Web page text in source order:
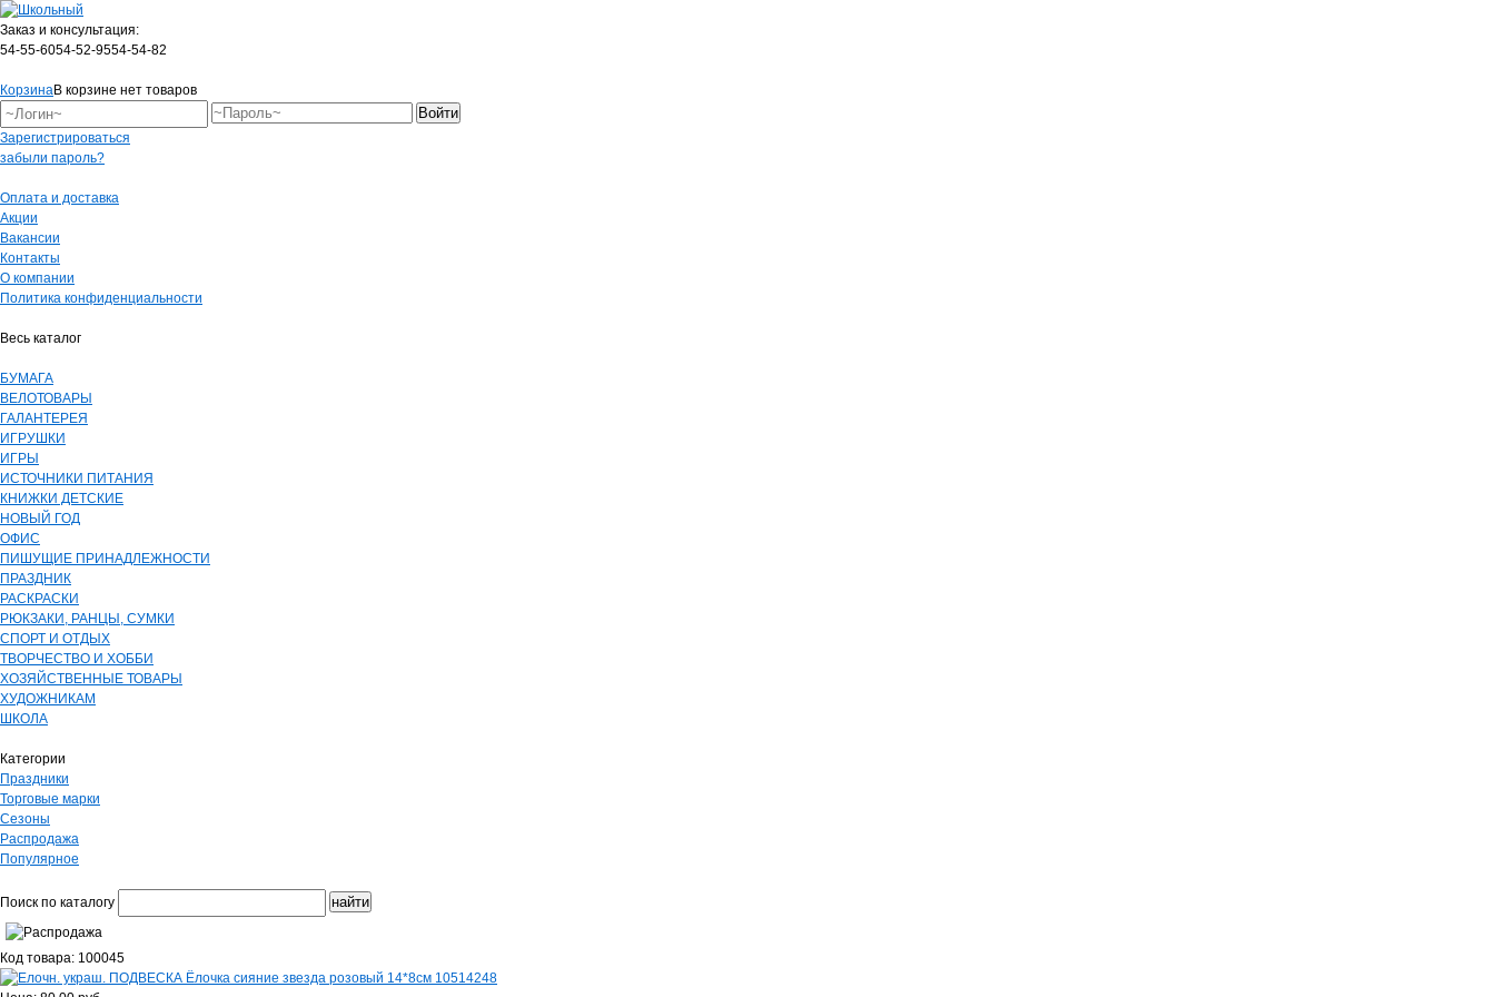
Заказ и консультация:
54-55-6054-52-9554-54-82
КорзинаВ корзине нет товаров
Зарегистрироваться
забыли пароль?
Оплата и доставка
Акции
Вакансии
Контакты
О компании
Политика конфиденциальности
Весь каталог
БУМАГА
ВЕЛОТОВАРЫ
ГАЛАНТЕРЕЯ
ИГРУШКИ
ИГРЫ
ИСТОЧНИКИ ПИТАНИЯ
КНИЖКИ ДЕТСКИЕ
НОВЫЙ ГОД
ОФИС
ПИШУЩИЕ ПРИНАДЛЕЖНОСТИ
ПРАЗДНИК
РАСКРАСКИ
РЮКЗАКИ, РАНЦЫ, СУМКИ
СПОРТ И ОТДЫХ
ТВОРЧЕСТВО И ХОББИ
ХОЗЯЙСТВЕННЫЕ ТОВАРЫ
ХУДОЖНИКАМ
ШКОЛА
Категории
Праздники
Торговые марки
Сезоны
Распродажа
Популярное
Поиск по каталогу
Код товара: 100045